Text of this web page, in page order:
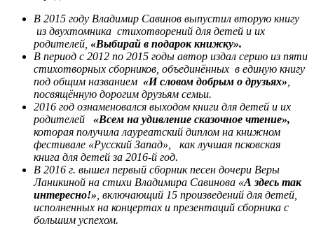
В 2015 году Владимир Савинов выпустил вторую книгу
из двухтомника стихотворений для детей и их
родителей, «Выбирай в подарок книжку».
В период с 2012 по 2015 годы автор издал серию из пяти
стихотворных сборников, объединённых в единую книгу
под общим названием «И словом добрым о друзьях»
посвящённую дорогим друзьям семьи.
2016 год ознаменовался выходом книги для детей и их
родителей «Всем на удивление сказочное чтение»,
которая получила лауреатский диплом на книжном
фестивале «Русский Запад», как лучшая псковская
книга для детей за 2016-й год.
В 2016 г. вышел первый сборник песен дочери Веры
Ланикиной на стихи Владимира Савинова «А здесь так
интересно!» , включающий 15 произведений для детей,
исполненных на концертах и презентаций сборника с
большим успехом.